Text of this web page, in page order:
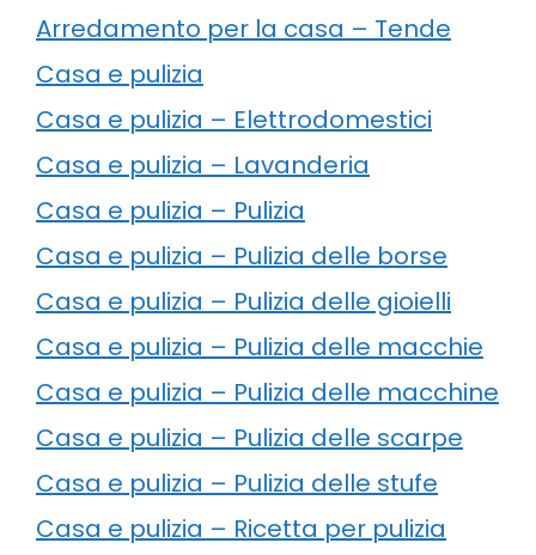
Arredamento per la casa – Tende
Casa e pulizia
Casa e pulizia – Elettrodomestici
Casa e pulizia – Lavanderia
Casa e pulizia – Pulizia
Casa e pulizia – Pulizia delle borse
Casa e pulizia – Pulizia delle gioielli
Casa e pulizia – Pulizia delle macchie
Casa e pulizia – Pulizia delle macchine
Casa e pulizia – Pulizia delle scarpe
Casa e pulizia – Pulizia delle stufe
Casa e pulizia – Ricetta per pulizia